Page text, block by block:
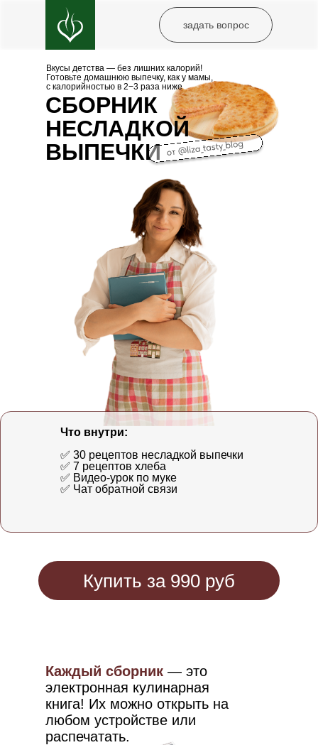
задать вопрос
СБОРНИК
НЕСЛАДКОЙ
ВЫПЕЧКИ
Вкусы детства — без лишних калорий!
Готовьте домашнюю выпечку, как у мамы,
с калорийностью в 2−3 раза ниже
Купить за 990 руб
Что внутри:
✅ 30 рецептов несладкой выпечки
✅ 7 рецептов хлеба
✅ Видео-урок по муке
✅ Чат обратной связи
Каждый сборник — это
электронная кулинарная
книга! Их можно открыть на
любом устройстве или
распечатать.